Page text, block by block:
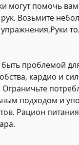
могут помочь
Возьмите
быть проблемой
кардио и
Ограничьте
подходом и
Рацион